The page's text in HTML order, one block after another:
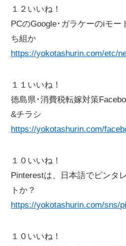
１２いいね！
PCのGoogle･ガラケーのiモー
ち組か
https://yokotashurin.com/etc/
１１いいね！
徳島県･消費税転嫁対策
&チラシ
https://yokotashurin.com/
１０いいね！
Pinterestは、日本語でピンタ
トか？
https://yokotashurin.com/sns/
１０いいね！